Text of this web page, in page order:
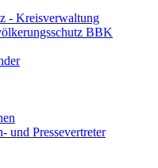
- Kreisverwaltung
BBK
und Pressevertreter